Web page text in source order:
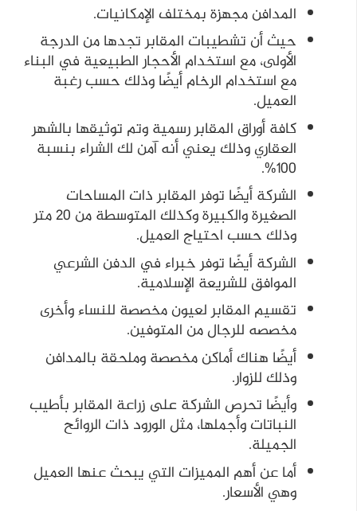
المدافن مجهزة بمختلف الإمكانيات.
حيث أن تشطيبات المقابر تجدها من الدرجة
الأولى، مع استخدام الأحجار الطبيعية في البناء
مع استخدام الرخام أيضًا وذلك حسب رغبة
العميل.
كافة أوراق المقابر رسمية وتم توثيقها بالشهر
العقاري وذلك يعني أنه آمن لك الشراء بنسبة
100%.
الشركة أيضًا توفر المقابر ذات المساحات
الصغيرة والكبيرة وكذلك المتوسطة من 20 متر
وذلك حسب احتياج العميل.
الشركة أيضًا توفر خبراء في الدفن الشرعي
الموافق للشريعة الإسلامية.
تقسيم المقابر لعيون مخصصة للنساء وأخرى
مخصصه للرجال من المتوفين.
أيضًا هناك أماكن مخصصة وملحقة بالمدافن
وذلك للزوار.
وأيضًا تحرص الشركة على زراعة المقابر بأطيب
النباتات وأجملها، مثل الورود ذات الروائح
الجميلة.
أما عن أهم المميزات التي يبحث عنها العميل
وهي الأسعار.